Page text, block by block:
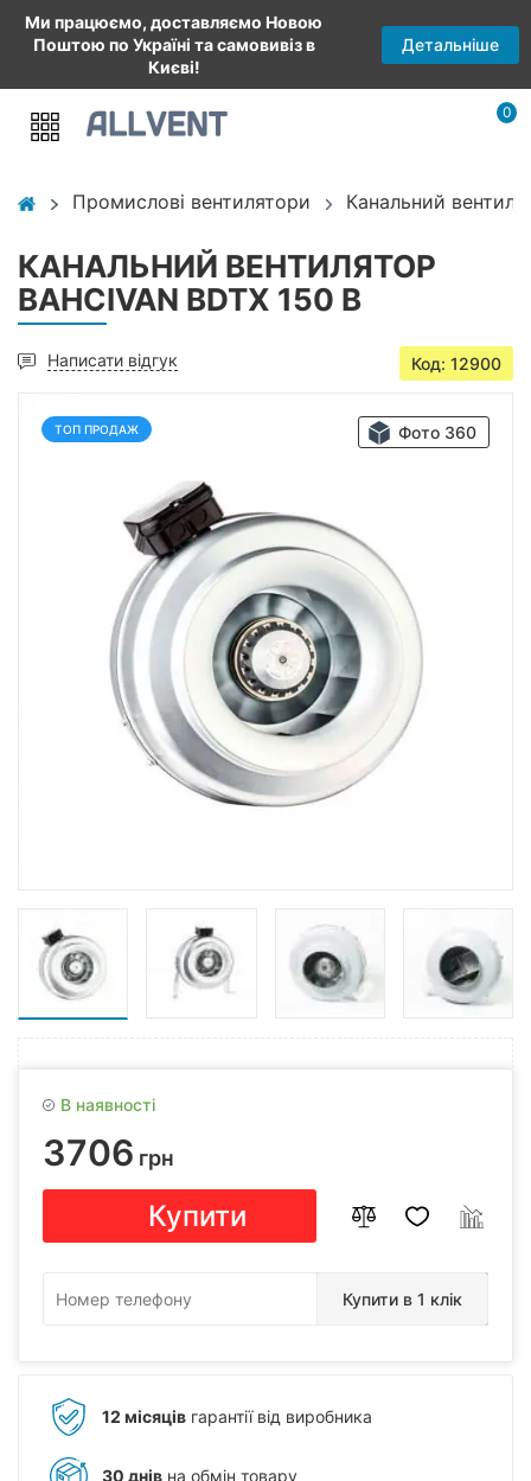
Ми працюємо, доставляємо Новою
Поштою по Україні та самовивіз в
Києві!
Детальніше
0
Промислові вентилятори Канальний
КАНАЛЬНИЙ ВЕНТИЛЯТОР
BAHCIVAN BDTX 150 B
Написати відгук Код: 12900
ТОП ПРОДАЖ Фото 360
В наявності
3706 грн
Купити
Купити в 1 клік
12 місяців гарантії від виробника
30 днів на обмін товару